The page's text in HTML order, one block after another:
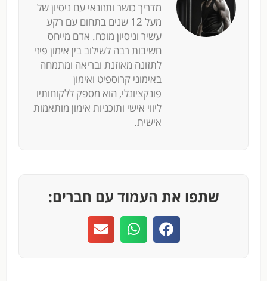
מדריך כושר ותזונאי עם ניסיון של
מעל 12 שנים בתחום עם רקע
עשיר וניסיון מוכח. אדם מייחס
חשיבות רבה לשילוב בין אימון פיזי
לתזונה מאוזנת ובריאה ומתמחה
באימוני קרוספיט ואימון
פונקציונלי, הוא מספק ללקוחותיו
ליווי אישי ותוכניות אימון מותאמות
אישית.
שתפו את העמוד עם חברים: